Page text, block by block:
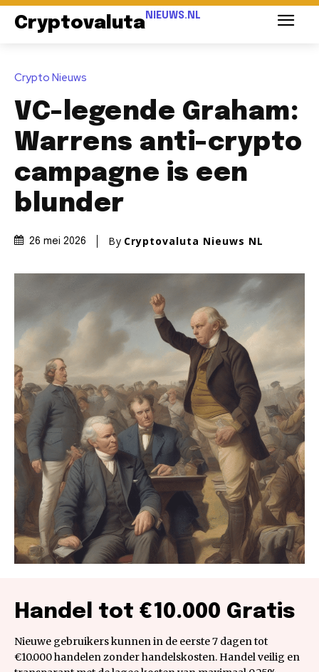
Cryptovaluta NIEUWS.NL
Crypto Nieuws
VC-legende Graham:
Warrens anti-crypto
campagne is een
blunder
26 mei 2026 By Cryptovaluta Nieuws NL
Handel tot €10.000 Gratis
Nieuwe gebruikers kunnen in de eerste 7 dagen tot
€10.000 handelen zonder handelskosten. Handel veilig en